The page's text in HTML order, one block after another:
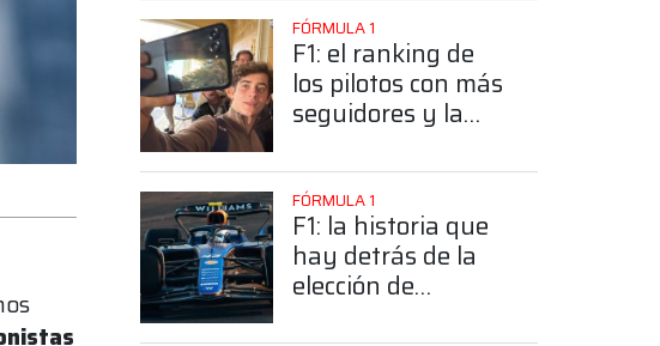
FÓRMULA 1
F1: el ranking de
los pilotos con más
seguidores y la
posición de
Colapinto
FÓRMULA 1
F1: la historia que
hay detrás de la
elección de